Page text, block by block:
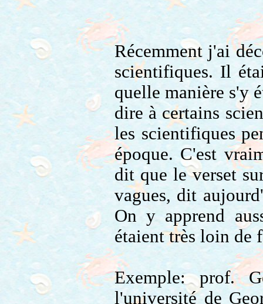
Récemment j'ai
scientifiques. Il
quelle manière s'y
dire à certains
les scientifiques
époque. C'est
dit que le verset
vagues, dit
On y apprend
étaient très loin de
Exemple: prof.
l'université de